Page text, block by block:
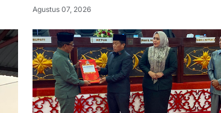
Agustus 07, 2026